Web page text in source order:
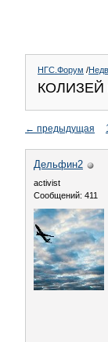
НГС.Форум /
КОЛИЗЕЙ
← предыдущая
Дельфин2
activist
Сообщений: 411